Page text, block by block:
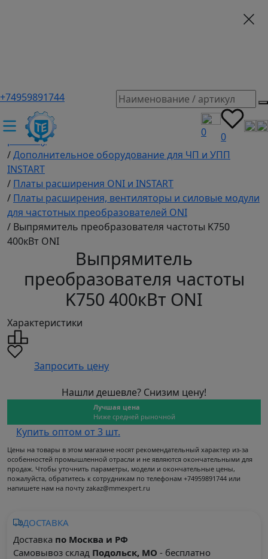
+74959891744
0 0
ТЕХЭКСПЕРТ российский производитель частотные
преобразователи, насосы, и вентиляция
/Промышленное оборудование купить оптом и в
розницу
/Дополнительное оборудование для ЧП и УПП
INSTART
/ Платы расширения ONI и INSTART
/ Платы расширения, вентиляторы и силовые модули
для частотных преобразователей ONI
/ Выпрямитель преобразователя частоты K750
400кВт ONI
Выпрямитель
преобразователя частоты
K750 400кВт ONI
Характеристики
Запросить цену
Нашли дешевле? Снизим цену!
Лучшая цена
Ниже средней рыночной
Купить оптом от 3 шт.
Цены на товары в этом магазине носят рекомендательный характер из-за
особенностей промышленной отрасли и не являются окончательными для
продаж. Чтобы уточнить параметры, модели и окончательные цены,
пожалуйста, обратитесь к сотрудникам по телефонам +74959891744 или
напишете нам на почту zakaz@mmexpert.ru
ДОСТАВКА
Доставка по Москва и РФ
Самовывоз склад Подольск, МО - бесплатно